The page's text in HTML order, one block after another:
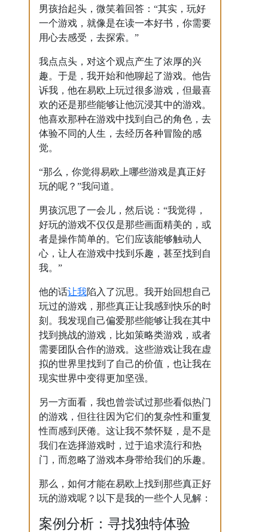
男孩抬起头，微笑着回答：“其实，玩好
一个游戏，就像是在读一本好书，你需要
用心去感受，去探索。”
我点点头，对这个观点产生了浓厚的兴
趣。于是，我开始和他聊起了游戏。他告
诉我，他在易欧上玩过很多游戏，但最喜
欢的还是那些能够让他沉浸其中的游戏。
他喜欢那种在游戏中找到自己的角色，去
体验不同的人生，去经历各种冒险的感
觉。
“那么，你觉得易欧上哪些游戏是真正好
玩的呢？”我问道。
男孩沉思了一会儿，然后说：“我觉得，
好玩的游戏不仅仅是那些画面精美的，或
者是操作简单的。它们应该能够触动人
心，让人在游戏中找到乐趣，甚至找到自
我。”
他的话让我陷入了沉思。我开始回想自己
玩过的游戏，那些真正让我感到快乐的时
刻。我发现自己偏爱那些能够让我在其中
找到挑战的游戏，比如策略类游戏，或者
需要团队合作的游戏。这些游戏让我在虚
拟的世界里找到了自己的价值，也让我在
现实世界中变得更加坚强。
另一方面看，我也曾尝试过那些看似热门
的游戏，但往往因为它们的复杂性和重复
性而感到厌倦。这让我不禁怀疑，是不是
我们在选择游戏时，过于追求流行和热
门，而忽略了游戏本身带给我们的乐趣。
那么，如何才能在易欧上找到那些真正好
玩的游戏呢？以下是我的一些个人见解：
案例分析：寻找独特体验